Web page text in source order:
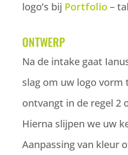
logo’s bij Portfolio–
ONTWERP
Na de intake gaat
slag om uw logo vorm
ontvangt in de regel 2
Hierna slijpen we uw
Aanpassing van kleur